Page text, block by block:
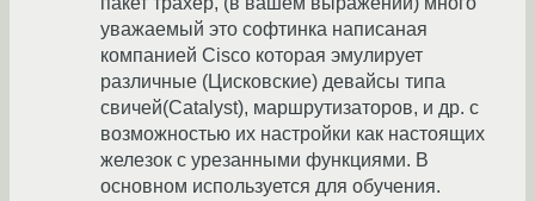
уважаемый это софтинка написаная
компанией Cisco которая эмулирует
различные (Цисковские) девайсы типа
свичей(Catalyst), маршрутизаторов, и др. с
возможностью их настройки как настоящих
железок с урезанными функциями. В
основном используется для обучения.